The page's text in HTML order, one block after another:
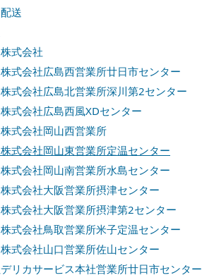
送
式会社
式会社広島西営業所廿日市センター
式会社広島北営業所深川第2センター
式会社広島西風XDセンター
式会社岡山西営業所
式会社岡山東営業所定温センター
式会社岡山南営業所水島センター
式会社大阪営業所摂津センター
式会社大阪営業所摂津第2センター
式会社鳥取営業所米子定温センター
式会社山口営業所佐山センター
リカサービス本社営業所廿日市センター